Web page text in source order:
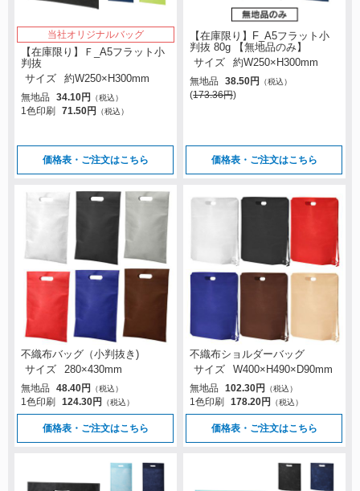
当社オリジナルバッグ
【在庫限り】Ｆ_A5フラット小
判抜
サイズ
約W250×H300mm
無地品
34.10円 （税込）
1色印刷 71.50円 （税込）
価格表・ご注文はこちら
【在庫限り】F_A5フラット小
判抜 80g 【無地品のみ】
サイズ
約W250×H300mm
無地品
38.50円 （税込）
(173.36円)
価格表・ご注文はこちら
不織布バッグ（小判抜き)
サイズ
280×430mm
無地品
48.40円 （税込）
1色印刷 124.30円 （税込）
価格表・ご注文はこちら
不織布ショルダーバッグ
サイズ
W400×H490×D90mm
無地品
102.30円 （税込）
1色印刷 178.20円 （税込）
価格表・ご注文はこちら